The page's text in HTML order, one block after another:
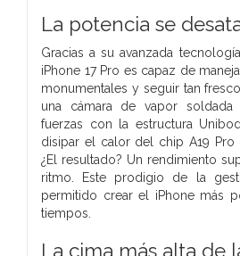
La potencia se
Gracias a su avanzada
iPhone 17 Pro es capaz de
monumentales y seguir tan
una cámara de vapor
fuerzas con la estructura
disipar el calor del chip A19 Pro
¿El resultado? Un rendimiento
ritmo. Este prodigio de la
permitido crear el iPhone más
tiempos.
La cima más alta de